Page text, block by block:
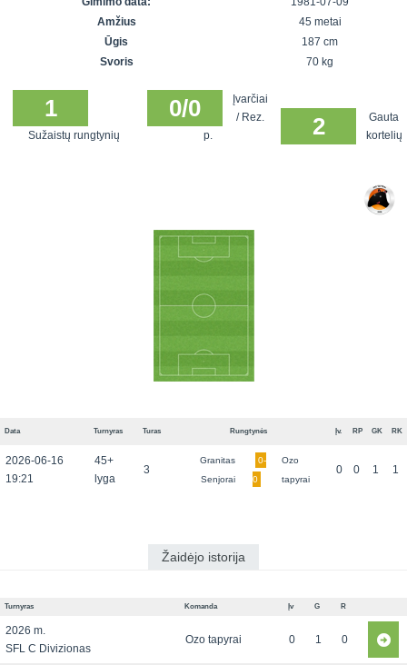
SFL rudens
Snaigės taurė
čempionatas
Vilnius
Amžius
45 metai
Ūgis
187 cm
Svoris
70 kg
1
Sužaistų rungtynių
0/0
Įvarčiai
/ Rez.
p.
2
Gauta
kortelių
Data Turnyras Turas Rungtynės Įv. RP GK RK
2026-06-16
19:21
45+
lyga
3
Granitas
Senjorai
0-
0
Ozo
tapyrai
0 0 1 1
Žaidėjo istorija
Turnyras Komanda Įv G R
2026 m.
SFL C Divizionas
Ozo tapyrai 0 1 0